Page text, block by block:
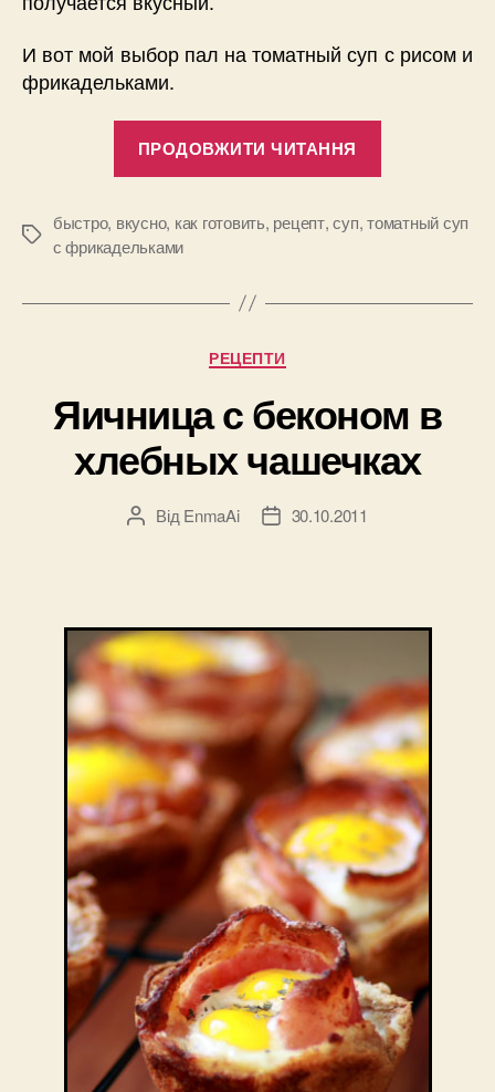
И вот мой выбор пал на томатный суп с рисом и
фрикадельками.
ПРОДОВЖИТИ ЧИТАННЯ
супчика
Позначки
быстро, вкусно, как готовить, рецепт,суп,томатный суп
с фрикадельками
Категорії
РЕЦЕПТИ
Яичница с беконом в
хлебных чашечках
Автор
Від EnmaAi
Дата30.10.2011